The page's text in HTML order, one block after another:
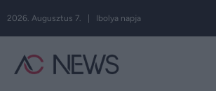
2026. Augusztus 7. | Ibolya napja